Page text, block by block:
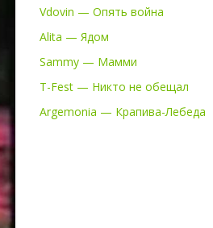
Vdovin — Опять война
Alita — Ядом
Sammy — Мамми
T-Fest — Никто не обещал
Argemonia — Крапива-Лебеда